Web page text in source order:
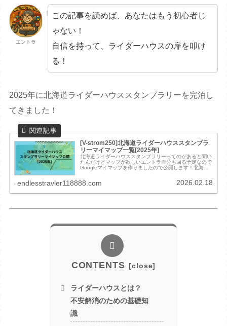
エントラ
この記事を読めば、あなたはもう初心者じ
ゃない！
自信を持って、ライダーハウスの扉を叩け
る！
2025年に北海道ライダーハウススタンプラリーを完泊し
てきました！
[V-strom250]北海道ライダーハウススタンプラ
リーマイマップ一覧[2025年]
北海道ライダーハウススタンプラリーってのがあると聞い
たんだけどマップが欲しいエントラ自分も回る予定なので
Googleマイマップを作りましたので公開します！北海道
endlesstravler118888.com 2026.02.18
CONTENTS
ライダーハウスとは？
不安解消のための基礎知
識